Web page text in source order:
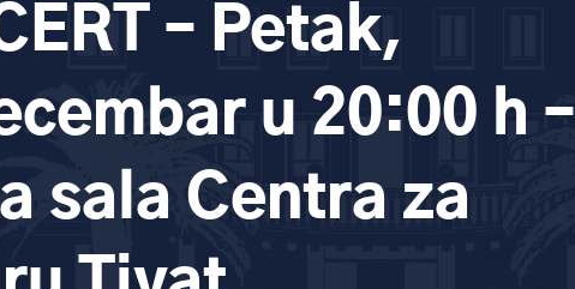
– Petak,
u 20:00 h –
sala Centra za